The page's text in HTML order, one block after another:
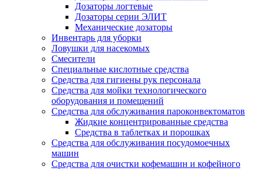
Дозаторы логтевые
Дозаторы серии ЭЛИТ
Механические дозаторы
Инвентарь для уборки
Ловушки для насекомых
Смесители
Специальные кислотные средства
Средства для гигиены рук персонала
Средства для мойки технологического
оборудования и помещений
Средства для обслуживания пароконвектоматов
Жидкие концентрированные средства
Средства в таблетках и порошках
Средства для обслуживания посудомоечных
машин
Средства для очистки кофемашин и кофейного